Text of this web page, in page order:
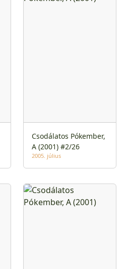
Csodálatos Pókember,
A (2001) #2/26
2005. július